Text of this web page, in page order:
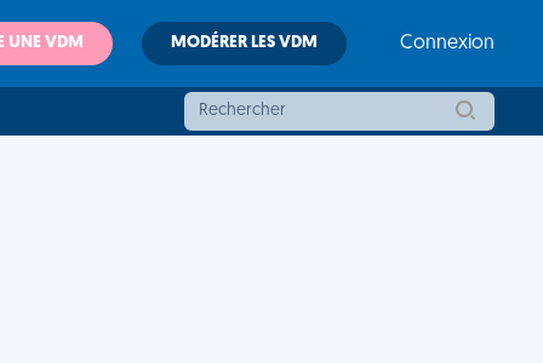
UNE VDM MODÉRER LES VDM Connexion